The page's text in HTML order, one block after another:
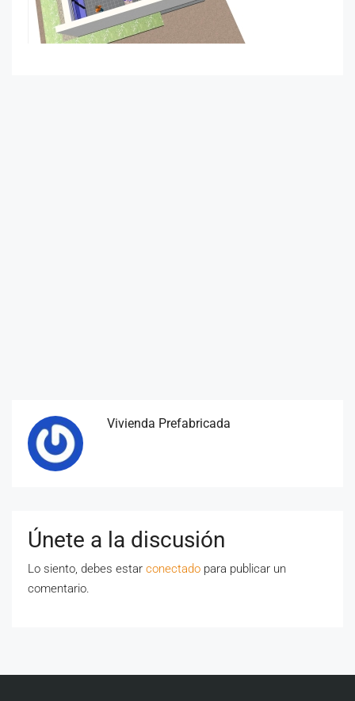
Vivienda Prefabricada
Únete a la discusión
Lo siento, debes estar conectado para publicar un
comentario.